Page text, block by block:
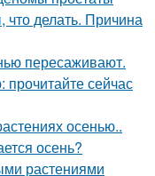
делать. Причина
пересаживают.
сейчас
осенью..
осень?
растениями